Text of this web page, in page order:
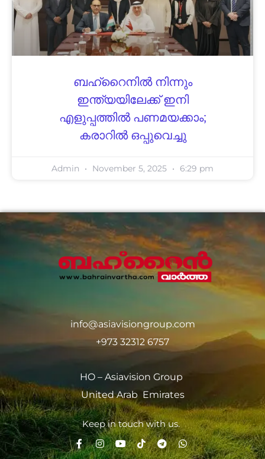
ബഹ്‌റൈനില്‍ നിന്നും
ഇന്ത്യയിലേക്ക് ഇനി
എളുപ്പത്തില്‍ പണമയക്കാം;
കരാറില്‍ ഒപ്പുവെച്ചു
Admin November 5, 2025 6:29 pm
info@asiavisiongroup.com
+973 32312 6757
HO – Asiavision Group
United Arab Emirates
Keep in touch with us.